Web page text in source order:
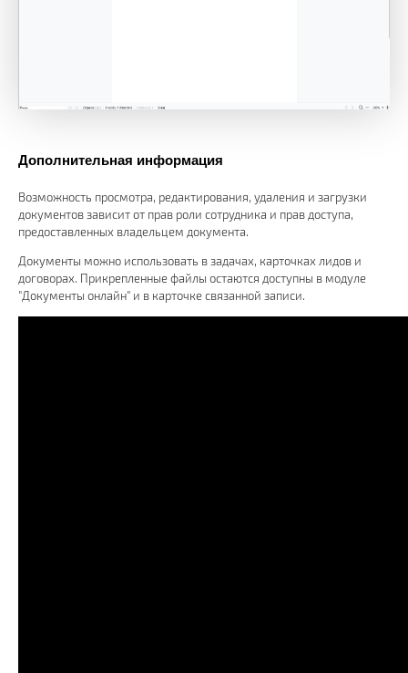
Дополнительная информация
Возможность просмотра, редактирования, удаления и загрузки
документов зависит от прав роли сотрудника и прав доступа,
предоставленных владельцем документа.
Документы можно использовать в задачах, карточках лидов и
договорах. Прикрепленные файлы остаются доступны в модуле
"Документы онлайн" и в карточке связанной записи.